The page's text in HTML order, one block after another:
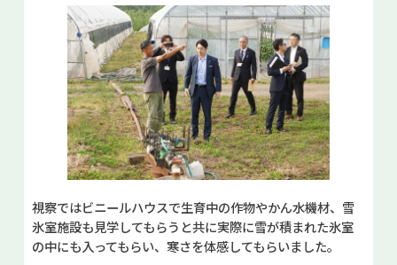
視察ではビニールハウスで生育中の作物やかん水機材、雪
氷室施設も見学してもらうと共に実際に雪が積まれた氷室
の中にも入ってもらい、寒さを体感してもらいました。